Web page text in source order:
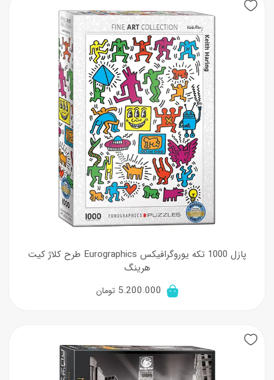
پازل 1000 تکه یوروگرافیکس Eurographics طرح کلاژ کیت
هرینگ
5.200.000 تومان